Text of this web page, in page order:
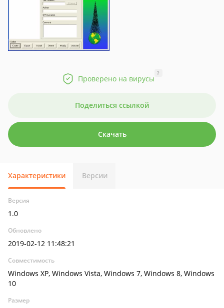
Проверено на вирусы
?
Поделиться ссылкой
Скачать
Характеристики Версии
Версия
1.0
Обновлено
2019-02-12 11:48:21
Совместимость
Windows XP, Windows Vista, Windows 7, Windows 8, Windows
10
Размер